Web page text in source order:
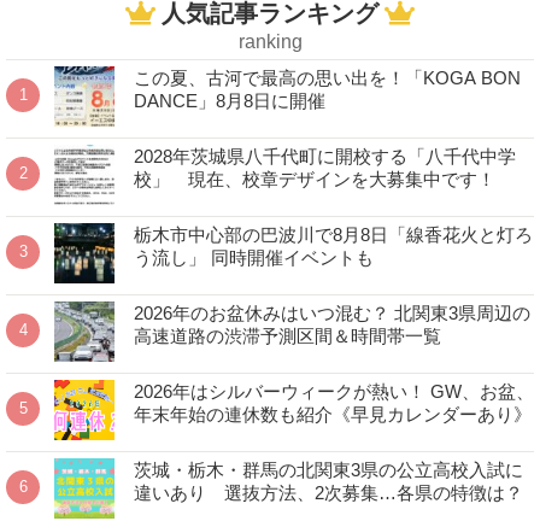
人気記事ランキング
ranking
この夏、古河で最高の思い出を！「KOGA BON
DANCE」8月8日に開催
2028年茨城県八千代町に開校する「八千代中学
校」 現在、校章デザインを大募集中です！
栃木市中心部の巴波川で8月8日「線香花火と灯ろ
う流し」 同時開催イベントも
2026年のお盆休みはいつ混む？ 北関東3県周辺の
高速道路の渋滞予測区間＆時間帯一覧
2026年はシルバーウィークが熱い！ GW、お盆、
年末年始の連休数も紹介《早見カレンダーあり》
茨城・栃木・群馬の北関東3県の公立高校入試に
違いあり 選抜方法、2次募集…各県の特徴は？